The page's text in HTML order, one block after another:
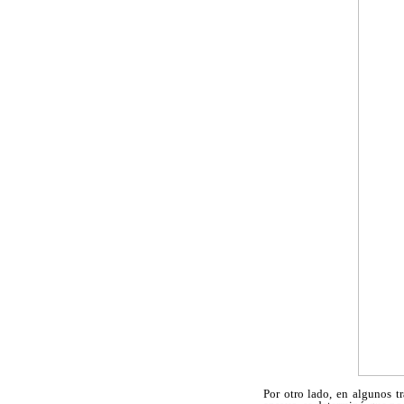
Por otro lado, en algunos